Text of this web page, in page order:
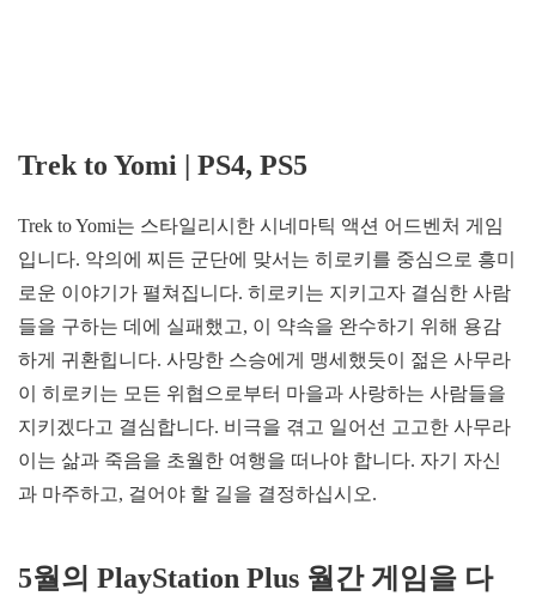
Trek to Yomi | PS4, PS5
Trek to Yomi는 스타일리시한 시네마틱 액션 어드벤처 게임
입니다. 악의에 찌든 군단에 맞서는 히로키를 중심으로 흥미
로운 이야기가 펼쳐집니다. 히로키는 지키고자 결심한 사람
들을 구하는 데에 실패했고, 이 약속을 완수하기 위해 용감
하게 귀환힙니다. 사망한 스승에게 맹세했듯이 젊은 사무라
이 히로키는 모든 위협으로부터 마을과 사랑하는 사람들을
지키겠다고 결심합니다. 비극을 겪고 일어선 고고한 사무라
이는 삶과 죽음을 초월한 여행을 떠나야 합니다. 자기 자신
과 마주하고, 걸어야 할 길을 결정하십시오.
5월의 PlayStation Plus 월간 게임을 다